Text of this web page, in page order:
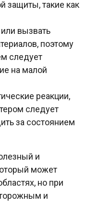
защиты, такие как
вызвать
поэтому
следует
на малой
реакции,
следует
за состоянием
и
может
но при
и